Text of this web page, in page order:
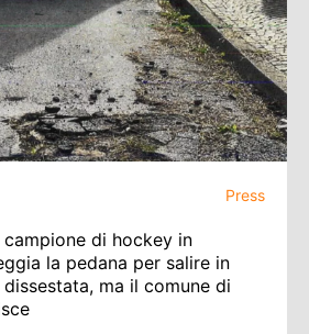
Press
di hockey in
la pedana per salire in
ma il comune di